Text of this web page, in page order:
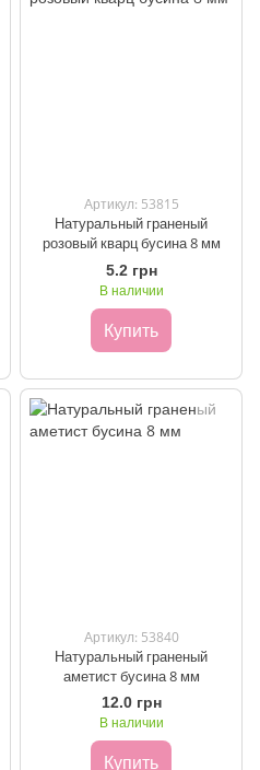
Артикул: 53815
Натуральный граненый
розовый кварц бусина 8 мм
5.2 грн
В наличии
Купить
Артикул: 53840
Натуральный граненый
аметист бусина 8 мм
12.0 грн
В наличии
Купить